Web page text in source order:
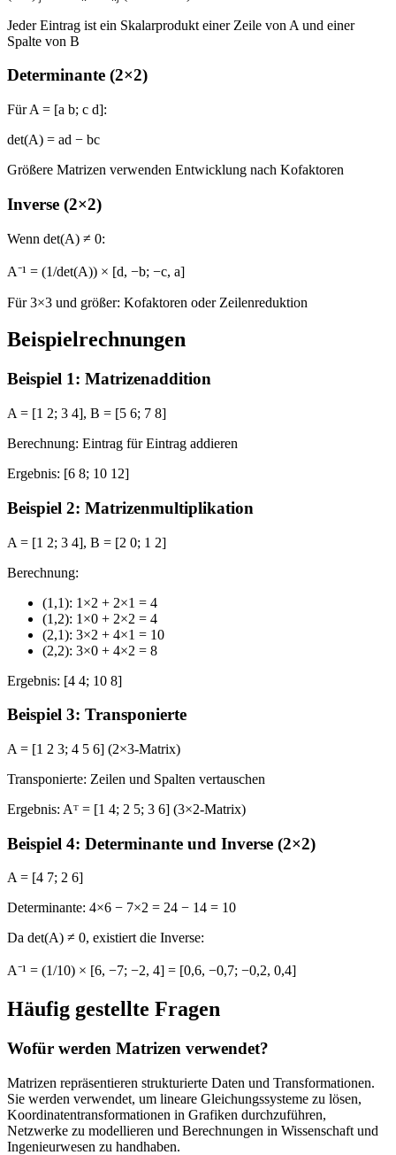
Jeder Eintrag ist ein Skalarprodukt einer Zeile von A und einer
Spalte von B
Determinante (2×2)
Für A = [a b; c d]:
det(A) = ad − bc
Größere Matrizen verwenden Entwicklung nach Kofaktoren
Inverse (2×2)
Wenn det(A) ≠ 0:
A⁻¹ = (1/det(A)) × [d, −b; −c, a]
Für 3×3 und größer: Kofaktoren oder Zeilenreduktion
Beispielrechnungen
Beispiel 1: Matrizenaddition
A = [1 2; 3 4], B = [5 6; 7 8]
Berechnung: Eintrag für Eintrag addieren
Ergebnis: [6 8; 10 12]
Beispiel 2: Matrizenmultiplikation
A = [1 2; 3 4], B = [2 0; 1 2]
Berechnung:
(1,1): 1×2 + 2×1 = 4
(1,2): 1×0 + 2×2 = 4
(2,1): 3×2 + 4×1 = 10
(2,2): 3×0 + 4×2 = 8
Ergebnis: [4 4; 10 8]
Beispiel 3: Transponierte
A = [1 2 3; 4 5 6] (2×3-Matrix)
Transponierte: Zeilen und Spalten vertauschen
Ergebnis: Aᵀ = [1 4; 2 5; 3 6] (3×2-Matrix)
Beispiel 4: Determinante und Inverse (2×2)
A = [4 7; 2 6]
Determinante: 4×6 − 7×2 = 24 − 14 = 10
Da det(A) ≠ 0, existiert die Inverse:
A⁻¹ = (1/10) × [6, −7; −2, 4] = [0,6, −0,7; −0,2, 0,4]
Häufig gestellte Fragen
Wofür werden Matrizen verwendet?
Matrizen repräsentieren strukturierte Daten und Transformationen.
Sie werden verwendet, um lineare Gleichungssysteme zu lösen,
Koordinatentransformationen in Grafiken durchzuführen,
Netzwerke zu modellieren und Berechnungen in Wissenschaft und
Ingenieurwesen zu handhaben.